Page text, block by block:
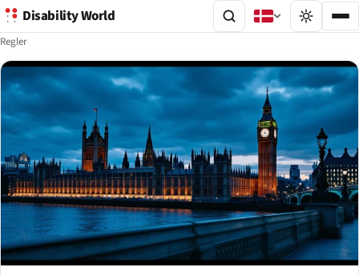
Disability World
Regler